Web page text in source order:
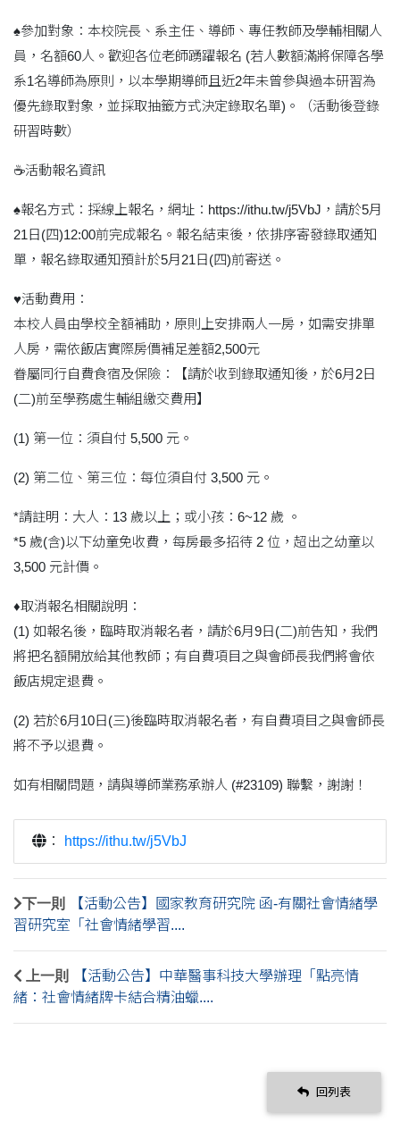
♠️參加對象：本校院長、系主任、導師、專任教師及學輔相關人
員，名額60人。歡迎各位老師踴躍報名 (若人數額滿將保障各學
系1名導師為原則，以本學期導師且近2年未曾參與過本研習為
優先錄取對象，並採取抽籤方式決定錄取名單)。（活動後登錄
研習時數）
☕️活動報名資訊
♠️報名方式：採線上報名，網址：https://ithu.tw/j5VbJ，請於5月
21日(四)12:00前完成報名。報名結束後，依排序寄發錄取通知
單，報名錄取通知預計於5月21日(四)前寄送。
♥️活動費用：
本校人員由學校全額補助，原則上安排兩人一房，如需安排單
人房，需依飯店實際房價補足差額2,500元
眷屬同行自費食宿及保險：【請於收到錄取通知後，於6月2日
(二)前至學務處生輔組繳交費用】
(1) 第一位：須自付 5,500 元。
(2) 第二位、第三位：每位須自付 3,500 元。
*請註明：大人：13 歲以上；或小孩：6~12 歲 。
*5 歲(含)以下幼童免收費，每房最多招待 2 位，超出之幼童以
3,500 元計價。
♦️取消報名相關說明：
(1) 如報名後，臨時取消報名者，請於6月9日(二)前告知，我們
將把名額開放給其他教師；有自費項目之與會師長我們將會依
飯店規定退費。
(2) 若於6月10日(三)後臨時取消報名者，有自費項目之與會師長
將不予以退費。
如有相關問題，請與導師業務承辦人 (#23109) 聯繫，謝謝！
： https://ithu.tw/j5VbJ
下一則
【活動公告】國家教育研究院 函-有關社會情緒學
習研究室「社會情緒學習....
上一則
【活動公告】中華醫事科技大學辦理「點亮情
緒：社會情緒牌卡結合精油蠟....
回列表